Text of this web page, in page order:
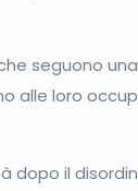
seguono
alle loro
dopo il